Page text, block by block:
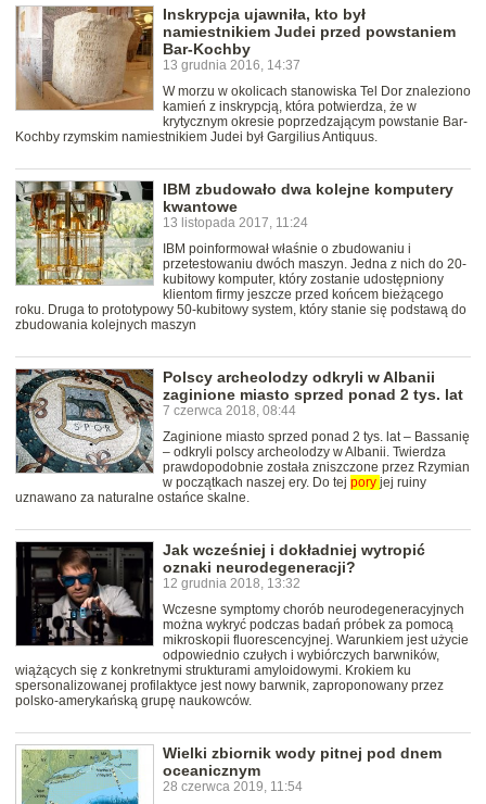
Inskrypcja ujawniła, kto był
namiestnikiem Judei przed powstaniem
Bar-Kochby
13 grudnia 2016, 14:37
W morzu w okolicach stanowiska Tel Dor znaleziono
kamień z inskrypcją, która potwierdza, że w
krytycznym okresie poprzedzającym powstanie Bar-
Kochby rzymskim namiestnikiem Judei był Gargilius Antiquus.
IBM zbudowało dwa kolejne komputery
kwantowe
13 listopada 2017, 11:24
IBM poinformował właśnie o zbudowaniu i
przetestowaniu dwóch maszyn. Jedna z nich do 20-
kubitowy komputer, który zostanie udostępniony
klientom firmy jeszcze przed końcem bieżącego
roku. Druga to prototypowy 50-kubitowy system, który stanie się podstawą do
zbudowania kolejnych maszyn
Polscy archeolodzy odkryli w Albanii
zaginione miasto sprzed ponad 2 tys. lat
7 czerwca 2018, 08:44
Zaginione miasto sprzed ponad 2 tys. lat – Bassanię
– odkryli polscy archeolodzy w Albanii. Twierdza
prawdopodobnie została zniszczone przez Rzymian
w początkach naszej ery. Do tej pory jej ruiny
uznawano za naturalne ostańce skalne.
Jak wcześniej i dokładniej wytropić
oznaki neurodegeneracji?
12 grudnia 2018, 13:32
Wczesne symptomy chorób neurodegeneracyjnych
można wykryć podczas badań próbek za pomocą
mikroskopii fluorescencyjnej. Warunkiem jest użycie
odpowiednio czułych i wybiórczych barwników,
wiążących się z konkretnymi strukturami amyloidowymi. Krokiem ku
spersonalizowanej profilaktyce jest nowy barwnik, zaproponowany przez
polsko-amerykańską grupę naukowców.
Wielki zbiornik wody pitnej pod dnem
oceanicznym
28 czerwca 2019, 11:54